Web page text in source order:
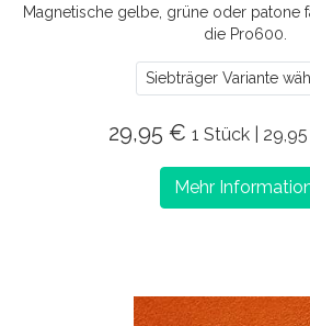
Magnetische gelbe, grüne oder patone
die Pro600.
Siebträger Variante
29,95 € 1 Stück |
Mehr